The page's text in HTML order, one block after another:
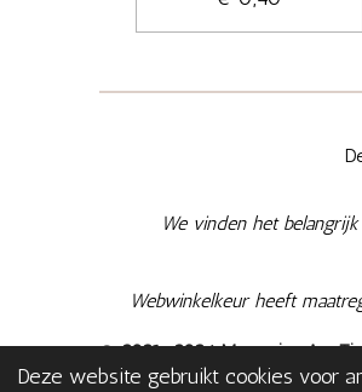
Deze website gebruikt cookies voor
We vinden het
Webwinkelkeur heeft
© 2021-2026 Memories Are
NL003566935B02|Algemene